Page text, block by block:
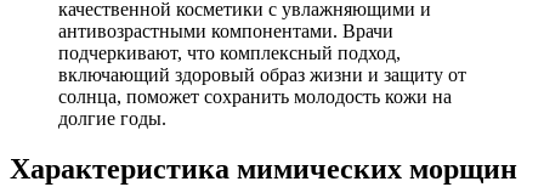
качественной косметики с увлажняющими и
антивозрастными компонентами. Врачи
подчеркивают, что комплексный подход,
включающий здоровый образ жизни и защиту от
солнца, поможет сохранить молодость кожи на
долгие годы.
Характеристика мимических морщин